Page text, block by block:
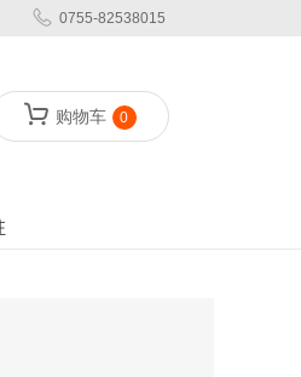
0755-82538015
购物车 0